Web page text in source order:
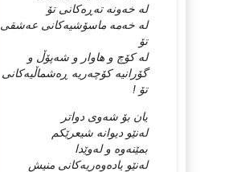
له‌ خه‌ونه‌ ته‌ڕه‌کانی تۆ
له‌ خه‌مه‌ ماسۆشیه‌کانی عه‌شقی
تۆ
له‌ کۆچ و هاوار و شه‌پۆڵ و
گۆرانیه‌ کۆچه‌ریه‌ ڕه‌شماڵیه‌کانی
تۆ !
یان بۆ شه‌وی دواتر
له‌نێو دیوانه‌ شیعرێکم
بمێنه‌وه‌ و له‌وێدا
له‌نێو یاده‌وه‌ریه‌کانی منیش